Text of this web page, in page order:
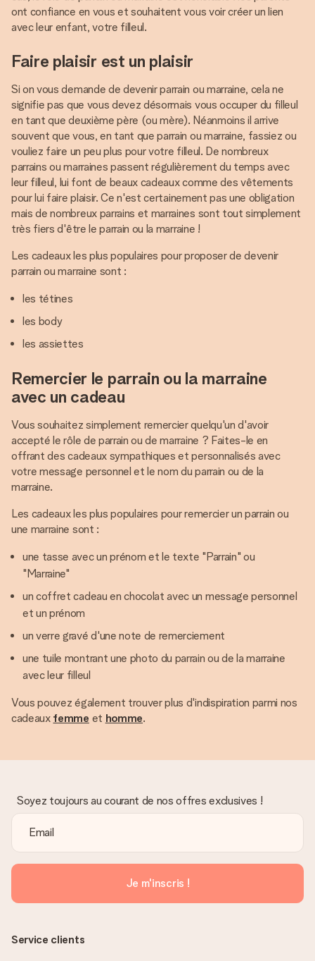
ont confiance en vous et souhaitent vous voir créer un lien
avec leur enfant, votre filleul.
Faire plaisir est un plaisir
Si on vous demande de devenir parrain ou marraine, cela ne
signifie pas que vous devez désormais vous occuper du filleul
en tant que deuxième père (ou mère). Néanmoins il arrive
souvent que vous, en tant que parrain ou marraine, fassiez ou
vouliez faire un peu plus pour votre filleul. De nombreux
parrains ou marraines passent régulièrement du temps avec
leur filleul, lui font de beaux cadeaux comme des vêtements
pour lui faire plaisir. Ce n'est certainement pas une obligation
mais de nombreux parrains et marraines sont tout simplement
très fiers d'être le parrain ou la marraine !
Les cadeaux les plus populaires pour proposer de devenir
parrain ou marraine sont :
les tétines
les body
les assiettes
Remercier le parrain ou la marraine
avec un cadeau
Vous souhaitez simplement remercier quelqu'un d'avoir
accepté le rôle de parrain ou de marraine ? Faites-le en
offrant des cadeaux sympathiques et personnalisés avec
votre message personnel et le nom du parrain ou de la
marraine.
Les cadeaux les plus populaires pour remercier un parrain ou
une marraine sont :
une tasse avec un prénom et le texte "Parrain" ou
"Marraine"
un coffret cadeau en chocolat avec un message personnel
et un prénom
un verre gravé d'une note de remerciement
une tuile montrant une photo du parrain ou de la marraine
avec leur filleul
Vous pouvez également trouver plus d'indispiration parmi nos
cadeaux femme et homme.
Soyez toujours au courant de nos offres exclusives !
Je m'inscris !
Service clients